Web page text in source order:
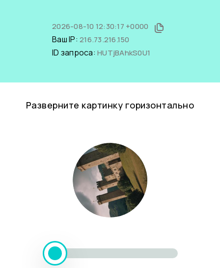
2026-08-10 12:30:17 +0000
Ваш IP: 216.73.216.150
ID запроса: HUTjBAhkS0U1
Разверните картинку горизонтально